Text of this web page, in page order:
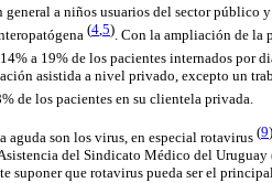
a niños usuarios del sector público
(4 5). Con la ampliación de la
a 19% de los pacientes internados por
asistida a nivel privado, excepto un
de los pacientes en su clientela privada.
aguda son los virus, en especial rotavirus(9)
del Sindicato Médico del Uruguay
suponer que rotavirus pueda ser el